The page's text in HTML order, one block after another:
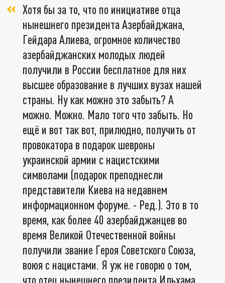
Хотя бы за то, что по инициативе отца
нынешнего президента Азербайджана,
Гейдара Алиева, огромное количество
азербайджанских молодых людей
получили в России бесплатное для них
высшее образование в лучших вузах нашей
страны. Ну как можно это забыть? А
можно. Можно. Мало того что забыть. Но
ещё и вот так вот, прилюдно, получить от
провокатора в подарок шевроны
украинской армии с нацистскими
символами (подарок преподнесли
представители Киева на недавнем
информационном форуме. - Ред.). Это в то
время, как более 40 азербайджанцев во
время Великой Отечественной войны
получили звание Героя Советского Союза,
воюя с нацистами. Я уж не говорю о том,
что отец нынешнего президента Ильхама